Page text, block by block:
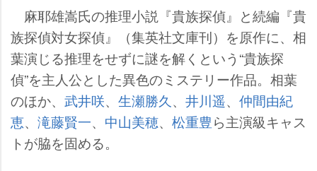
麻耶雄嵩氏の推理小説『貴族探偵』と続編『貴
族探偵対女探偵』（集英社文庫刊）を原作に、相
葉演じる推理をせずに謎を解くという“貴族探
偵”を主人公とした異色のミステリー作品。相葉
のほか、 武井咲、 生瀬勝久 、 井川遥、 仲間由紀
恵、 滝藤賢一、 中山美穂、 松重豊ら主演級キャス
トが脇を固める。